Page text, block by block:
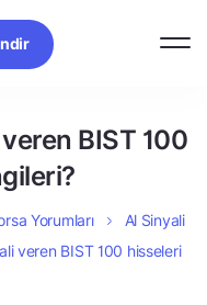
BIST 100
Yorumları
Al Sinyali
veren BIST 100 hisseleri